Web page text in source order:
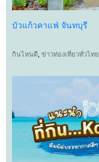
บัวแก้วคาแฟ่ จันทบุรี
กินไหนดี, ข่าวท่องเที่ยวทั่วไทย